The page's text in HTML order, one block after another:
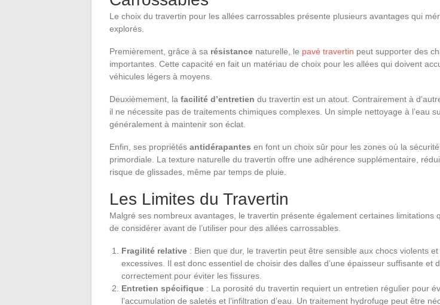
Le choix du travertin pour les allées carrossables présente plusieurs avantages qui
explorés.
Premièrement, grâce à sa résistance naturelle, le pavé travertin peut supporter des
importantes. Cette capacité en fait un matériau de choix pour les allées qui doivent
véhicules légers à moyens.
Deuxièmement, la facilité d’entretien du travertin est un atout. Contrairement à
il ne nécessite pas de traitements chimiques complexes. Un simple nettoyage à l’eau
généralement à maintenir son éclat.
Enfin, ses propriétés antidérapantes en font un choix sûr pour les zones où la
primordiale. La texture naturelle du travertin offre une adhérence supplémentaire,
risque de glissades, même par temps de pluie.
Les Limites du Travertin
Malgré ses nombreux avantages, le travertin présente également certaines limitations
de considérer avant de l’utiliser pour des allées carrossables.
Fragilité relative : Bien que dur, le travertin peut être sensible aux chocs violents
excessives. Il est donc essentiel de choisir des dalles d’une épaisseur suffisante et
correctement pour éviter les fissures.
Entretien spécifique : La porosité du travertin requiert un entretien régulier pour
l’accumulation de saletés et l’infiltration d’eau. Un traitement hydrofuge peut être